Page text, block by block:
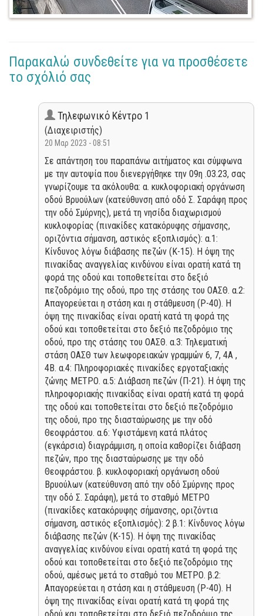
Παρακαλώ συνδεθείτε για να προσθέσετε
το σχόλιό σας
Τηλεφωνικό Κέντρο 1
(Διαχειριστής)
20 Μαρ 2023 - 08:51
Σε απάντηση του παραπάνω αιτήματος και σύμφωνα
με την αυτοψία που διενεργήθηκε την 09η .03.23, σας
γνωρίζουμε τα ακόλουθα: α. κυκλοφοριακή οργάνωση
οδού Βρυούλων (κατεύθυνση από οδό Σ. Σαράφη προς
την οδό Σμύρνης), μετά τη νησίδα διαχωρισμού
κυκλοφορίας (πινακίδες κατακόρυφης σήμανσης,
οριζόντια σήμανση, αστικός εξοπλισμός): α.1:
Κίνδυνος λόγω διάβασης πεζών (Κ-15). Η όψη της
πινακίδας αναγγελίας κινδύνου είναι ορατή κατά τη
φορά της οδού και τοποθετείται στο δεξιό
πεζοδρόμιο της οδού, προ της στάσης του ΟΑΣΘ. α.2:
Απαγορεύεται η στάση και η στάθμευση (Ρ-40). Η
όψη της πινακίδας είναι ορατή κατά τη φορά της
οδού και τοποθετείται στο δεξιό πεζοδρόμιο της
οδού, προ της στάσης του ΟΑΣΘ. α.3: Τηλεματική
στάση ΟΑΣΘ των λεωφορειακών γραμμών 6, 7, 4Α ,
4Β. α.4: Πληροφοριακές πινακίδες εργοταξιακής
ζώνης ΜΕΤΡΟ. α.5: Διάβαση πεζών (Π-21). Η όψη της
πληροφοριακής πινακίδας είναι ορατή κατά τη φορά
της οδού και τοποθετείται στο δεξιό πεζοδρόμιο
της οδού, προ της διασταύρωσης με την οδό
Θεοφράστου. α.6: Υφιστάμενη κατά πλάτος
(εγκάρσια) διαγράμμιση, η οποία καθορίζει διάβαση
πεζών, προ της διασταύρωσης με την οδό
Θεοφράστου. β. κυκλοφοριακή οργάνωση οδού
Βρυούλων (κατεύθυνση από την οδό Σμύρνης προς
την οδό Σ. Σαράφη), μετά το σταθμό ΜΕΤΡΟ
(πινακίδες κατακόρυφης σήμανσης, οριζόντια
σήμανση, αστικός εξοπλισμός): 2 β.1: Κίνδυνος λόγω
διάβασης πεζών (Κ-15). Η όψη της πινακίδας
αναγγελίας κινδύνου είναι ορατή κατά τη φορά της
οδού και τοποθετείται στο δεξιό πεζοδρόμιο της
οδού, αμέσως μετά το σταθμό του ΜΕΤΡΟ. β.2:
Απαγορεύεται η στάση και η στάθμευση (Ρ-40). Η
όψη της πινακίδας είναι ορατή κατά τη φορά της